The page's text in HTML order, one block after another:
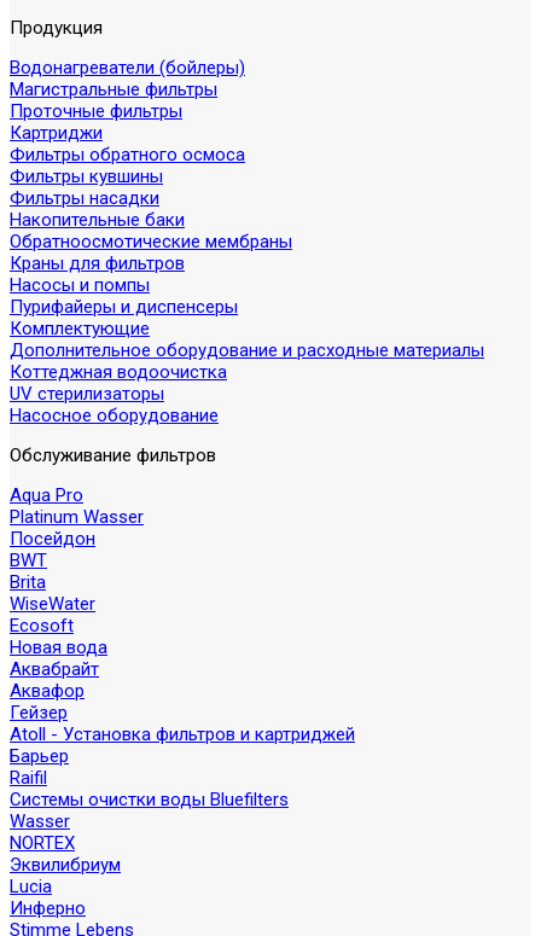
Продукция
Водонагреватели (бойлеры)
Магистральные фильтры
Проточные фильтры
Картриджи
Фильтры обратного осмоса
Фильтры кувшины
Фильтры насадки
Накопительные баки
Обратноосмотические мембраны
Краны для фильтров
Насосы и помпы
Пурифайеры и диспенсеры
Комплектующие
Дополнительное оборудование и расходные материалы
Коттеджная водоочистка
UV стерилизаторы
Насосное оборудование
Обслуживание фильтров
Aqua Pro
Platinum Wasser
Посейдон
BWT
Brita
WiseWater
Ecosoft
Новая вода
Аквабрайт
Аквафор
Гейзер
Atoll - Установка фильтров и картриджей
Барьер
Raifil
Системы очистки воды Bluefilters
Wasser
NORTEX
Эквилибриум
Lucia
Инферно
Stimme Lebens